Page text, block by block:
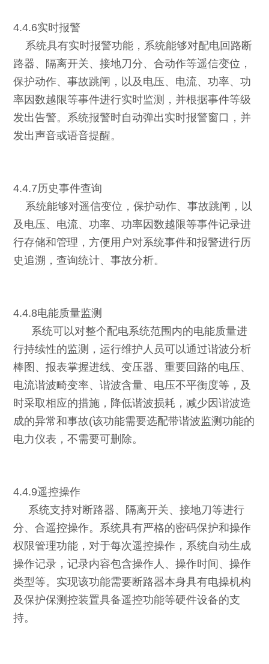
4.4.6实时报警
系统具有实时报警功能，系统能够对配电回路断
路器、隔离开关、接地刀分、合动作等遥信变位，
保护动作、事故跳闸，以及电压、电流、功率、功
率因数越限等事件进行实时监测，并根据事件等级
发出告警。系统报警时自动弹出实时报警窗口，并
发出声音或语音提醒。
4.4.7历史事件查询
系统能够对遥信变位，保护动作、事故跳闸，以
及电压、电流、功率、功率因数越限等事件记录进
行存储和管理，方便用户对系统事件和报警进行历
史追溯，查询统计、事故分析。
4.4.8电能质量监测
系统可以对整个配电系统范围内的电能质量进
行持续性的监测，运行维护人员可以通过谐波分析
棒图、报表掌握进线、变压器、重要回路的电压、
电流谐波畸变率、谐波含量、电压不平衡度等，及
时采取相应的措施，降低谐波损耗，减少因谐波造
成的异常和事故(该功能需要选配带谐波监测功能的
电力仪表，不需要可删除。
4.4.9遥控操作
系统支持对断路器、隔离开关、接地刀等进行
分、合遥控操作。系统具有严格的密码保护和操作
权限管理功能，对于每次遥控操作，系统自动生成
操作记录，记录内容包含操作人、操作时间、操作
类型等。实现该功能需要断路器本身具有电操机构
及保护保测控装置具备遥控功能等硬件设备的支
持。